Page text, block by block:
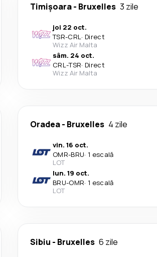
Timișoara- Bruxelles 3 zile
joi 22 oct.
TSR-CRL· Direct
Wizz Air Malta
sâm. 24 oct.
CRL-TSR· Direct
Wizz Air Malta
Oradea- Bruxelles 4 zile
vin. 16 oct.
OMR-BRU· 1 escală
LOT
lun. 19 oct.
BRU-OMR· 1 escală
LOT
Sibiu - Bruxelles 6 zile